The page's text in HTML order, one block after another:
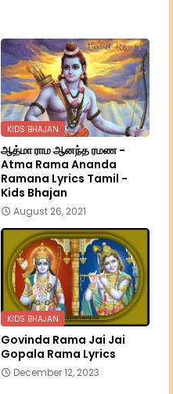
KIDS BHAJAN
ஆத்மா ராம ஆனந்த ரமண -
Atma Rama Ananda
Ramana Lyrics Tamil -
Kids Bhajan
August 26, 2021
KIDS BHAJAN
Govinda Rama Jai Jai
Gopala Rama Lyrics
December 12, 2023